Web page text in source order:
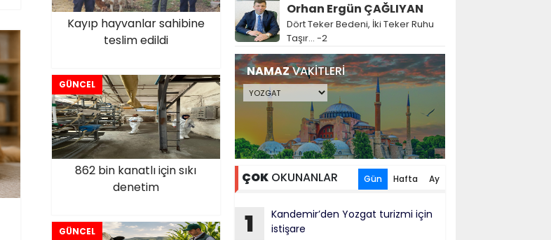
Kayıp hayvanlar sahibine
teslim edildi
GÜNCEL
862 bin kanatlı için sıkı
denetim
GÜNCEL
Orhan Ergün ÇAĞLIYAN
Dört Teker Bedeni, İki Teker Ruhu
Taşır… -2
NAMAZVAKİTLERİ
ÇOKOKUNANLAR Gün Hafta Ay
1
Kandemir’den Yozgat turizmi için
istişare